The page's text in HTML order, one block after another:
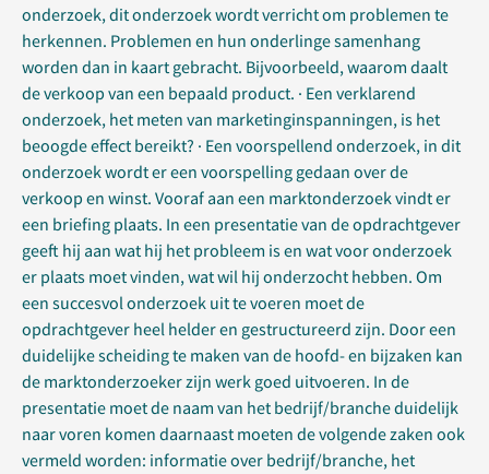
onderzoek, dit onderzoek wordt verricht om problemen te
herkennen. Problemen en hun onderlinge samenhang
worden dan in kaart gebracht. Bijvoorbeeld, waarom daalt
de verkoop van een bepaald product. · Een verklarend
onderzoek, het meten van marketinginspanningen, is het
beoogde effect bereikt? · Een voorspellend onderzoek, in dit
onderzoek wordt er een voorspelling gedaan over de
verkoop en winst. Vooraf aan een marktonderzoek vindt er
een briefing plaats. In een presentatie van de opdrachtgever
geeft hij aan wat hij het probleem is en wat voor onderzoek
er plaats moet vinden, wat wil hij onderzocht hebben. Om
een succesvol onderzoek uit te voeren moet de
opdrachtgever heel helder en gestructureerd zijn. Door een
duidelijke scheiding te maken van de hoofd- en bijzaken kan
de marktonderzoeker zijn werk goed uitvoeren. In de
presentatie moet de naam van het bedrijf/branche duidelijk
naar voren komen daarnaast moeten de volgende zaken ook
vermeld worden: informatie over bedrijf/branche, het